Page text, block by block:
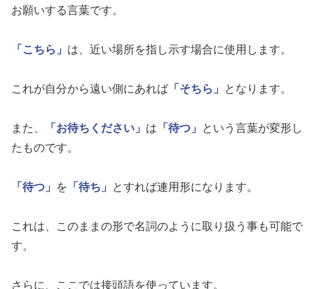
お願いする言葉です。
「こちら」 は、近い場所を指し示す場合に使用します。
これが自分から遠い側にあれば 「そちら」 となります。
また、 「お待ちください」 は 「待つ」
という言葉が変形し
たものです。
「待つ」 を 「待ち」 とすれば連用形になります。
これは、このままの形で名詞のように取り扱う事も可能で
す。
さらに、ここでは接頭語を使っています。